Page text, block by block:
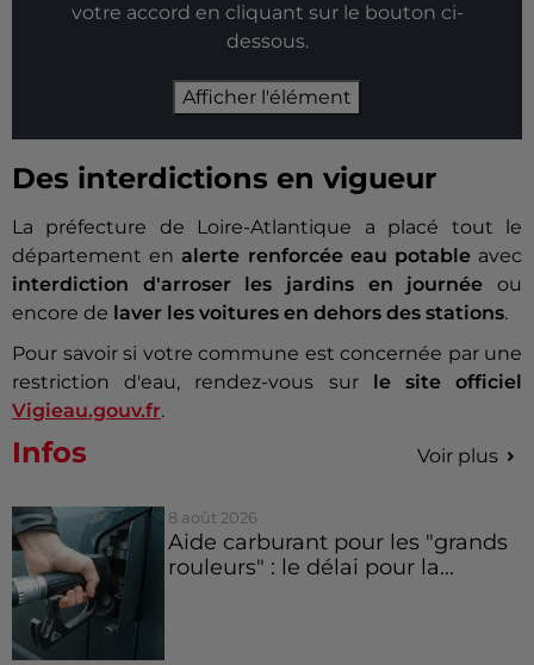
votre accord en cliquant sur le bouton ci-
dessous.
Afficher l'élément
Des interdictions en vigueur
La préfecture de Loire-Atlantique a placé tout le
département en alerte renforcée eau potableavec
interdiction d'arroser les jardins en journée ou
encore de laver les voitures en dehors des stations.
Pour savoir si votre commune est concernée par une
restriction d'eau, rendez-vous sur
le site officiel
Vigieau.gouv.fr.
Infos Voir plus
8 août 2026
Aide carburant pour les "grands
rouleurs" : le délai pour la...